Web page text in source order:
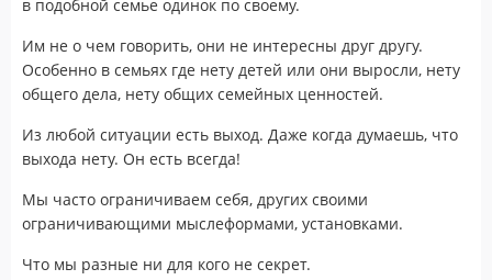
в подобной семье одинок по своему.
Им не о чем говорить, они не интересны друг другу.
Особенно в семьях где нету детей или они выросли, нету
общего дела, нету общих семейных ценностей.
Из любой ситуации есть выход. Даже когда думаешь, что
выхода нету. Он есть всегда!
Мы часто ограничиваем себя, других своими
ограничивающими мыслеформами, установками.
Что мы разные ни для кого не секрет.